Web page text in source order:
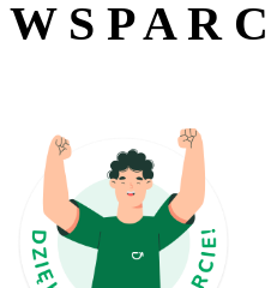
W S P A R